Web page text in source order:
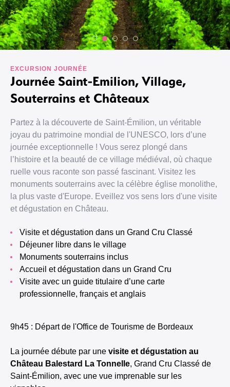
EXCURSION JOURNÉE
Journée Saint-Emilion, Village,
Souterrains et Châteaux
Partez à la découverte de Saint-Émilion, un véritable
joyau du patrimoine mondial de l'UNESCO, lors d’une
journée exceptionnelle ! Vous serez plongé dans
l’histoire et la beauté de ce village médiéval, où chaque
ruelle vous raconte son passé fascinant. Visitez les
monuments souterrains avec la célèbre église monolithe,
la plus vaste d'Europe. Eveillez vos sens lors d'une visite
et dégustation en Château.
Visite et dégustation dans un Grand Cru Classé
Déjeuner libre dans le village
Monuments souterrains inclus
Accueil et dégustation dans un Grand Cru
Visite avec un guide titulaire d’une carte
professionnelle, français et anglais
9h45 : Départ de l'Office de Tourisme de Bordeaux
La journée débute par une visite et dégustation au
Château Balestard La Tonnelle, Grand Cru Classé de
Saint-Émilion, avec une vue imprenable sur les